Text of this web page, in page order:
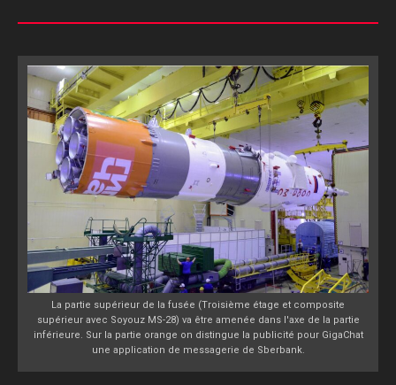
La partie supérieur de la fusée (Troisième étage et composite
supérieur avec Soyouz MS-28) va être amenée dans l'axe de la partie
inférieure. Sur la partie orange on distingue la publicité pour GigaChat
une application de messagerie de Sberbank.